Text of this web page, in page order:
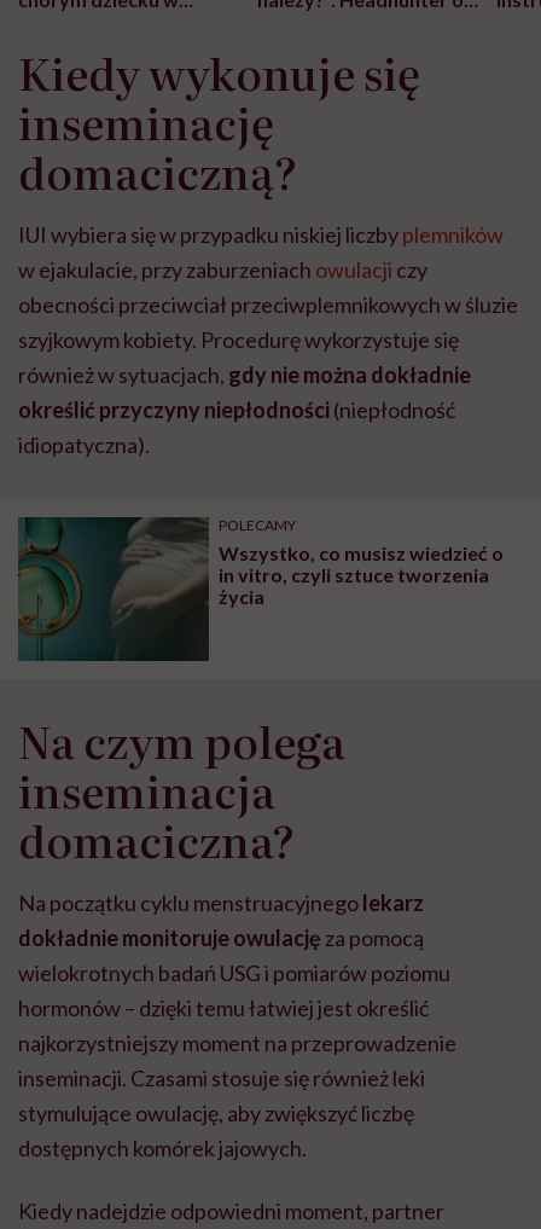
może chyba tylko
głupota i brak
wyobraźni"
pracy
Kiedy wykonuje się
inseminację
domaciczną?
IUI wybiera się w przypadku niskiej liczbyplemników
w ejakulacie, przy zaburzeniach owulacji czy
obecności przeciwciał przeciwplemnikowych w śluzie
szyjkowym kobiety. Procedurę wykorzystuje się
również w sytuacjach, gdy nie można dokładnie
określić przyczyny niepłodności (niepłodność
idiopatyczna).
POLECAMY
Wszystko, co musisz wiedzieć o
in vitro, czyli sztuce tworzenia
życia
Na czym polega
inseminacja
domaciczna?
Na początku cyklu menstruacyjnegolekarz
dokładnie monitoruje owulację za pomocą
wielokrotnych badań USG i pomiarów poziomu
hormonów – dzięki temu łatwiej jest określić
najkorzystniejszy moment na przeprowadzenie
inseminacji. Czasami stosuje się również leki
stymulujące owulację, aby zwiększyć liczbę
dostępnych komórek jajowych.
Kiedy nadejdzie odpowiedni moment, partner